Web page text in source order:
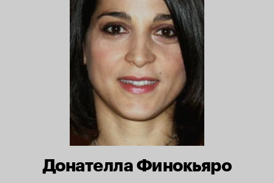
Донателла Финокьяро